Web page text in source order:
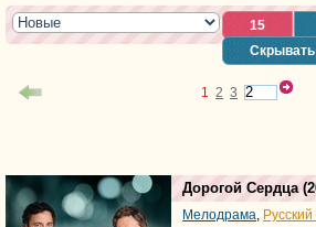
15
1 2 3
Дорогой Сердца
Мелодрама,